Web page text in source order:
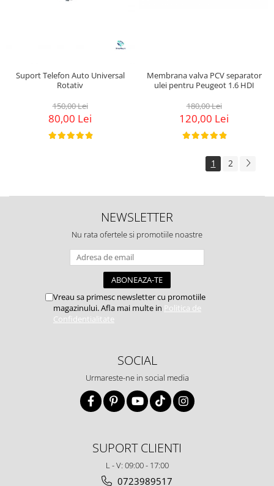
Suport Telefon Auto Universal
Rotativ
150,00 Lei
80,00 Lei
Membrana valva PCV separator
ulei pentru Peugeot 1.6 HDI
180,00 Lei
120,00 Lei
1 2
NEWSLETTER
Nu rata ofertele si promotiile noastre
Vreau sa primesc newsletter cu promotiile
magazinului. Afla mai multe in Politica de
Confidentialitate
SOCIAL
Urmareste-ne in social media
SUPORT CLIENTI
L - V: 09:00 - 17:00
0723989517